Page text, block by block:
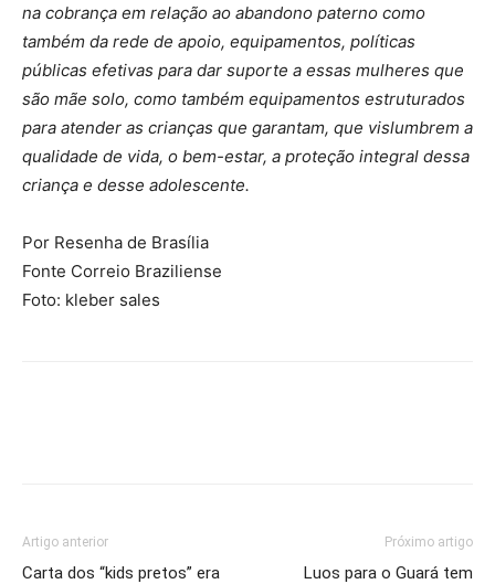
na cobrança em relação ao abandono paterno como
também da rede de apoio, equipamentos, políticas
públicas efetivas para dar suporte a essas mulheres que
são mãe solo, como também equipamentos estruturados
para atender as crianças que garantam, que vislumbrem a
qualidade de vida, o bem-estar, a proteção integral dessa
criança e desse adolescente.
Por Resenha de Brasília
Fonte Correio Braziliense
Foto: kleber sales
Artigo anterior
Carta dos “kids pretos” era
Próximo artigo
Luos para o Guará tem